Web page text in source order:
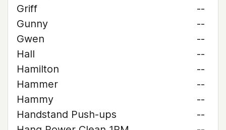
Griff
--
Gunny
--
Gwen
--
Hall
--
Hamilton
--
Hammer
--
Hammy
--
Handstand Push-ups
--